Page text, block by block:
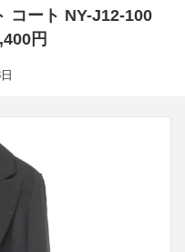
コート NY-J12-100
円